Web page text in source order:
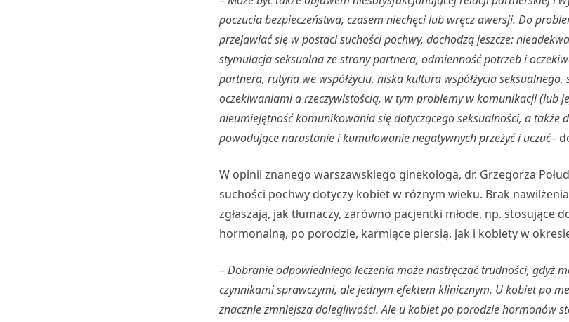
poczucia bezpieczeństwa, czasem niechęci lub wręcz awersji. Do
przejawiać się w postaci suchości pochwy, dochodzą jeszcze:
stymulacja seksualna ze strony partnera, odmienność potrzeb i
partnera, rutyna we współżyciu, niska kultura współżycia seksualnego,
oczekiwaniami a rzeczywistością, w tym problemy w komunikacji (lub
nieumiejętność komunikowania się dotyczącego seksualności, a także
powodujące narastanie i kumulowanie negatywnych przeżyć i uczuć–
W opinii znanego warszawskiego ginekologa, dr. Grzegorza
suchości pochwy dotyczy kobiet w różnym wieku. Brak
zgłaszają, jak tłumaczy, zarówno pacjentki młode, np. stosujące
hormonalną, po porodzie, karmiące piersią, jak i kobiety w
–Dobranie odpowiedniego leczenia może nastręczać trudności, gdyż
czynnikami sprawczymi, ale jednym efektem klinicznym. U kobiet po
znacznie zmniejsza dolegliwości. Ale u kobiet po porodzie hormonów